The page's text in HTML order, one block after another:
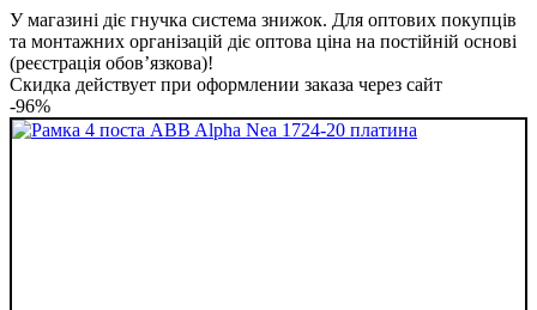
У магазині діє гнучка система знижок. Для оптових покупців
та монтажних організацій діє оптова ціна на постійній основі
(реєстрація обов’язкова)!
Скидка действует при оформлении заказа через сайт
-96%